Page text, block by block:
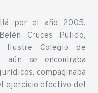
por el año 2005,
Cruces Pulido,
Ilustre Colegio de
aún se encontraba
compaginaba
ejercicio efectivo del